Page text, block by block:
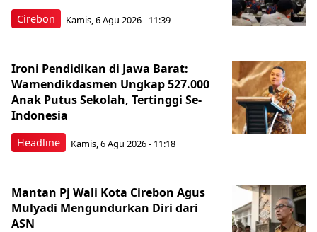
Cirebon Kamis, 6 Agu 2026 - 11:39
Headline
Ironi Pendidikan di Jawa Barat:
Wamendikdasmen Ungkap 527.000
Anak Putus Sekolah, Tertinggi Se-
Indonesia
Kamis, 6 Agu 2026 - 11:18
Mantan Pj Wali Kota Cirebon Agus
Mulyadi Mengundurkan Diri dari
ASN